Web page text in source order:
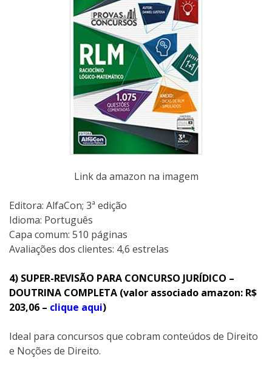
Link da amazon na imagem
Editora: AlfaCon; 3ª edição
Idioma: Português
Capa comum: 510 páginas
Avaliações dos clientes: 4,6 estrelas
4) SUPER-REVISÃO PARA CONCURSO JURÍDICO –
DOUTRINA COMPLETA (valor associado amazon: R$
203,06 – clique aqui)
Ideal para concursos que cobram conteúdos de Direito
e Noções de Direito.